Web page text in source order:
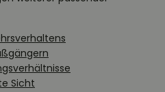
Sicht